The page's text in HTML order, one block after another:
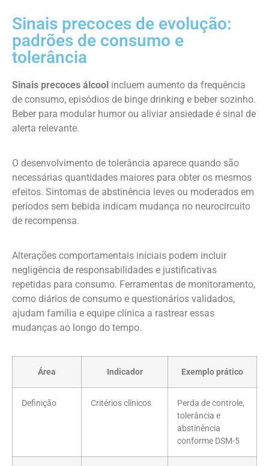
Sinais precoces de evolução:
padrões de consumo e
tolerância
Sinais precoces álcool incluem aumento da frequência
de consumo, episódios de binge drinking e beber sozinho.
Beber para modular humor ou aliviar ansiedade é sinal de
alerta relevante.
O desenvolvimento de tolerância aparece quando são
necessárias quantidades maiores para obter os mesmos
efeitos. Sintomas de abstinência leves ou moderados em
períodos sem bebida indicam mudança no neurocircuito
de recompensa.
Alterações comportamentais iniciais podem incluir
negligência de responsabilidades e justificativas
repetidas para consumo. Ferramentas de monitoramento,
como diários de consumo e questionários validados,
ajudam família e equipe clínica a rastrear essas
mudanças ao longo do tempo.
Área Indicador Exemplo prático
Definição Critérios clínicos
Perda de controle,
tolerância e
abstinência
conforme DSM-5